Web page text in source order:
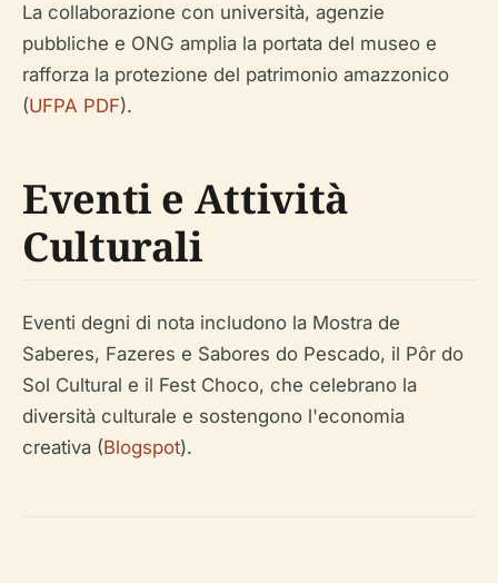
La collaborazione con università, agenzie
pubbliche e ONG amplia la portata del museo e
rafforza la protezione del patrimonio amazzonico
(UFPA PDF).
Eventi e Attività
Culturali
Eventi degni di nota includono la Mostra de
Saberes, Fazeres e Sabores do Pescado, il Pôr do
Sol Cultural e il Fest Choco, che celebrano la
diversità culturale e sostengono l'economia
creativa (Blogspot).